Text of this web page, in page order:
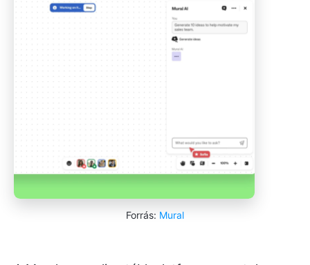
Forrás: Mural